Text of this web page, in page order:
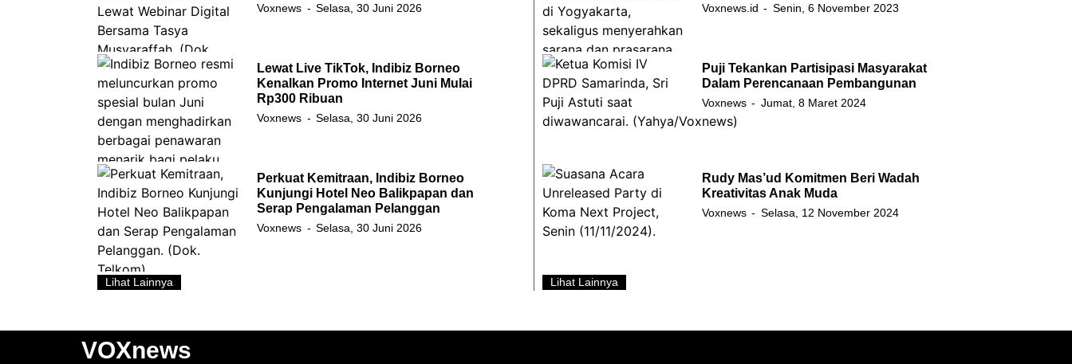
Voxnews Selasa, 30 Juni 2026
Lewat Live TikTok, Indibiz Borneo
Kenalkan Promo Internet Juni Mulai
Rp300 Ribuan
Voxnews Selasa, 30 Juni 2026
Perkuat Kemitraan, Indibiz Borneo
Kunjungi Hotel Neo Balikpapan dan
Serap Pengalaman Pelanggan
Voxnews Selasa, 30 Juni 2026
Lihat Lainnya
Voxnews.id Senin, 6 November 2023
Puji Tekankan Partisipasi Masyarakat
Dalam Perencanaan Pembangunan
Voxnews Jumat, 8 Maret 2024
Rudy Mas’ud Komitmen Beri Wadah
Kreativitas Anak Muda
Voxnews Selasa, 12 November 2024
Lihat Lainnya
VOXnews